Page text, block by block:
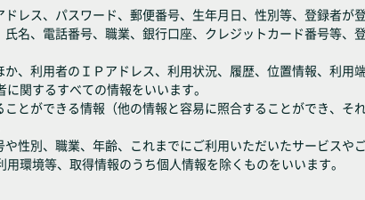
レス、パスワード、郵便番号、生年月日、性別等、登録者が
名、電話番号、職業、銀行口座、クレジットカード番号等、
、利用者のＩＰアドレス、利用状況、履歴、位置情報、利用
関するすべての情報をいいます。
とができる情報（他の情報と容易に照合することができ、そ
性別、職業、年齢、これまでにご利用いただいたサービスや
環境等、取得情報のうち個人情報を除くものをいいます。